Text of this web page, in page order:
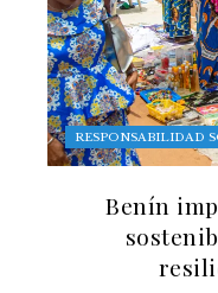
RESPONSABILIDAD
Benín